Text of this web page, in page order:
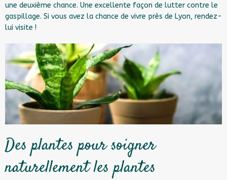
une deuxième chance. Une excellente façon de lutter contre le
gaspillage. Si vous avez la chance de vivre près de Lyon, rendez-
lui visite !
Des plantes pour soigner
naturellement les plantes